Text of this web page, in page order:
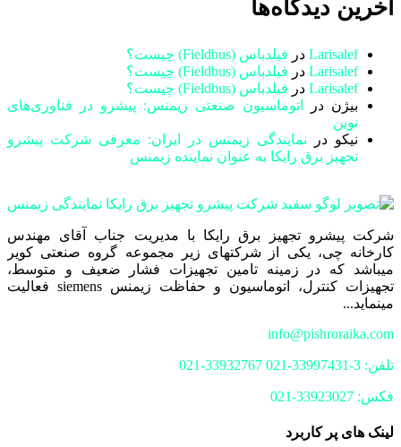
آخرین دیدگاه‌ها
Larisalef در فیلدباس (Fieldbus) چیست؟
Larisalef در فیلدباس (Fieldbus) چیست؟
Larisalef در فیلدباس (Fieldbus) چیست؟
بیژن در
اتوماسیون صنعتی زیمنس: پیشرو در فناوری‌های
نوین
نیکو در نمایندگی زیمنس در ایران: معرفی شرکت پیشرو
تجهیز برق رایکا به عنوان نماینده زیمنس
شرکت پیشرو تجهیز برق رایکا با مدیریت جناب آقای مهندس
کارخانه چی، یکی از شرکتهای زیر مجموعه گروه صنعتی کویر
میباشد که در زمینه تامین تجهیزات فشار ضعیف و متوسط،
تجهیزات کنترل، اتوماسیون و حفاظت زیمنس siemens فعالیت
مینماید...
info@pishroraika.com
تلفن: 3-33997431-021 33932767-021
فکس: 33923027-021
لینک های پر کاربرد